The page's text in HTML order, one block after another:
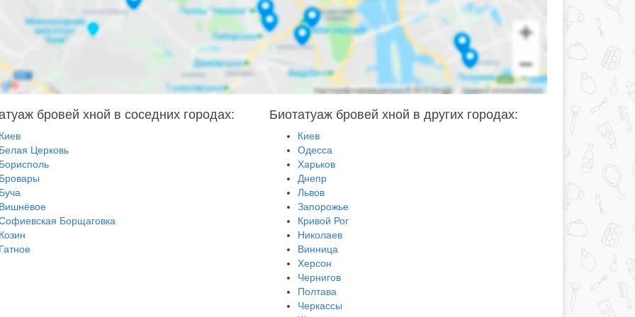
бровей хной в соседних городах:
Церковь
Борщаговка
Биотатуаж бровей хной в других городах:
Киев
Одесса
Харьков
Днепр
Львов
Запорожье
Кривой Рог
Николаев
Винница
Херсон
Чернигов
Полтава
Черкассы